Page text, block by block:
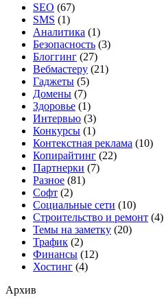
SEO (67)
SMS (1)
Аналитика (1)
Безопасность (3)
Блоггинг (27)
Вебмастеру (21)
Гаджеты (5)
Домены (7)
Здоровье (1)
Интервью (3)
Конкурсы (1)
Контекстная реклама (10)
Копирайтинг (22)
Партнерки (7)
Разное (81)
Софт (2)
Социальные сети (10)
Строительство и ремонт (4)
Темы на заметку (20)
Трафик (2)
Финансы (12)
Хостинг (4)
Архив